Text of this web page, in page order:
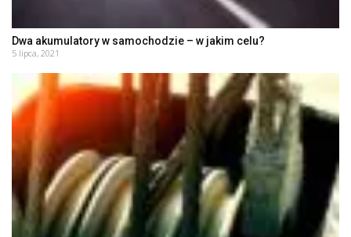
Dwa akumulatory w samochodzie – w jakim celu?
5 lipca, 2021